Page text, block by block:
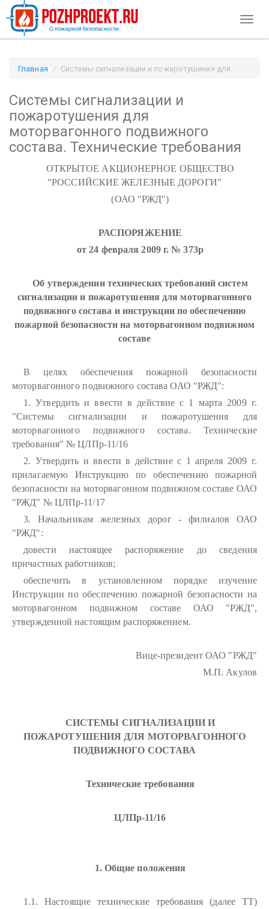
Главная
Системы сигнализации и пожаротушения для
требования / Pozhproekt.ru
Системы сигнализации и
пожаротушения для
моторвагонного подвижного
состава. Технические требования
ОТКРЫТОЕ АКЦИОНЕРНОЕ ОБЩЕСТВО
"РОССИЙСКИЕ ЖЕЛЕЗНЫЕ ДОРОГИ"
(ОАО "РЖД")
РАСПОРЯЖЕНИЕ
от 24 февраля 2009 г. № 373р
Об утверждении технических требований систем
сигнализации и пожаротушения для моторвагонного
подвижного состава и инструкции по обеспечению
пожарной безопасности на моторвагонном подвижном
составе
В целях обеспечения пожарной безопасности
моторвагонного подвижного состава ОАО "РЖД":
1. Утвердить и ввести в действие с 1 марта 2009 г.
"Системы сигнализации и пожаротушения для
моторвагонного подвижного состава. Технические
требования" № ЦЛПр-11/16
2. Утвердить и ввести в действие с 1 апреля 2009 г.
прилагаемую Инструкцию по обеспечению пожарной
безопасности на моторвагонном подвижном составе ОАО
"РЖД" № ЦЛПр-11/17
3. Начальникам железных дорог - филиалов ОАО
"РЖД":
довести настоящее распоряжение до сведения
причастных работников;
обеспечить в установленном порядке изучение
Инструкции по обеспечению пожарной безопасности на
моторвагонном подвижном составе ОАО "РЖД",
утвержденной настоящим распоряжением.
Вице-президент ОАО "РЖД"
М.П. Акулов
СИСТЕМЫ СИГНАЛИЗАЦИИ И
ПОЖАРОТУШЕНИЯ ДЛЯ МОТОРВАГОННОГО
ПОДВИЖНОГО СОСТАВА
Технические требования
ЦЛПр-11/16
1. Общие положения
1.1. Настоящие технические требования (далее ТТ)